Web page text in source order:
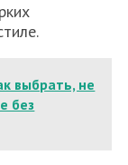
выбрать, не
без